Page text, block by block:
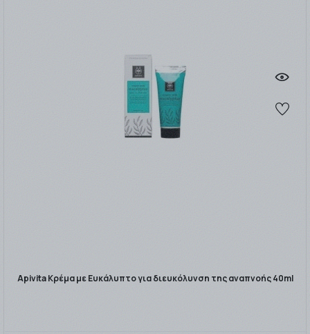
Apivita Κρέμα με Ευκάλυπτο για διευκόλυνση της αναπνοής 40ml